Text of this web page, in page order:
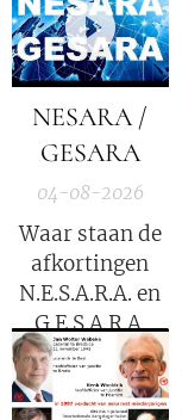
NESARA /
GESARA
04-08-2026
Waar staan de
afkortingen
N.E.S.A.R.A. en
G.E.S.A.R.A.
voor?